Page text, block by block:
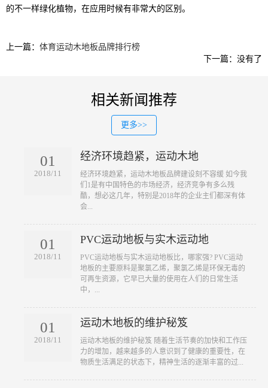
的不一样绿化植物，在应用时候有非常大的区别。
上一篇： 体育运动木地板品牌排行榜
下一篇：没有了
相关新闻推荐
更多>>
01
2018/11
经济环境趋紧，运动木地
​经济环境趋紧，运动木地板品牌建设刻不容缓 如今我
们1是有中国特色的市场经济，经济竞争有多么残
酷，想必这几年，特别是2018年的企业主们都深有体
会...
01
2018/11
PVC运动地板与实木运动地
​PVC运动地板与实木运动地板比，哪家强? PVC运动
地板的主要原料是聚氯乙烯，聚氯乙烯是环保无毒的
可再生资源，它早已大量的使用在人们的日常生活
中，...
01
2018/11
运动木地板的维护秘笈
​运动木地板的维护秘笈 随着生活节奏的加快和工作压
力的增加，越来越多的人意识到了健康的重要性，在
物质生活满足的状态下，精神生活的逐渐丰富的过...